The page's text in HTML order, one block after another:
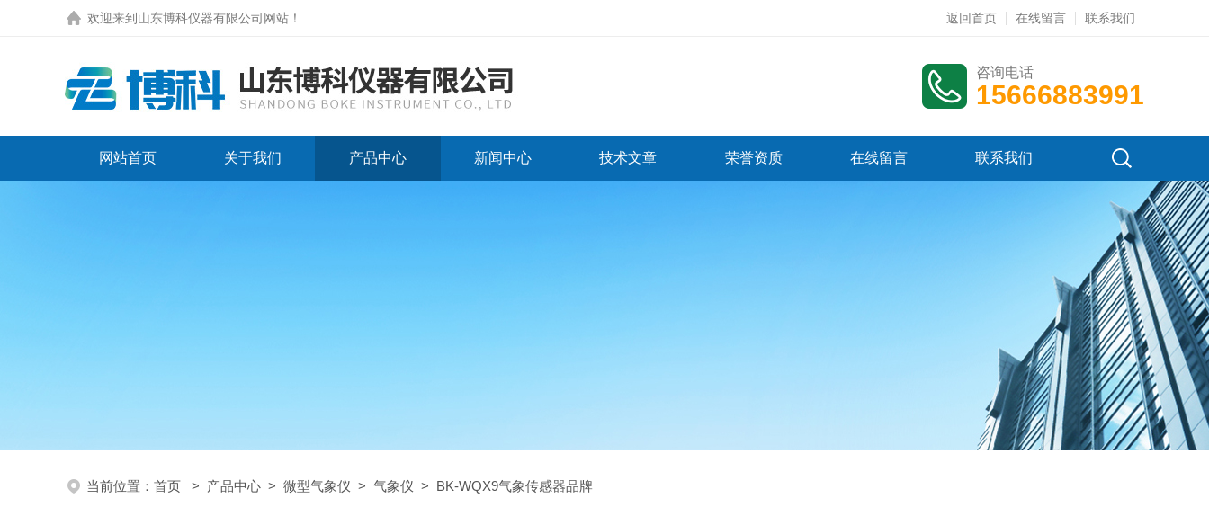
欢迎来到 山东博科仪器有限公司网站 ！ 返回首页 在线留言 联系我们
咨询电话
15666883991
网站首页 关于我们 产品中心 新闻中心 技术文章 荣誉资质 在线留言 联系我们
当前位置： 首页 > 产品中心 > 微型气象仪 > 气象仪 > BK-WQX9气象传感器品牌